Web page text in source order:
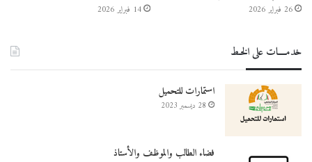
26 فبراير 2026 14 فبراير 2026
خدمــــات على الخـط
استمارات للتحميل
28 ديسمبر 2023
فضاء الطالب والموظف والأستاذ